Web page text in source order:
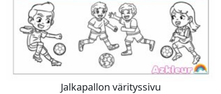
Jalkapallon värityssivu